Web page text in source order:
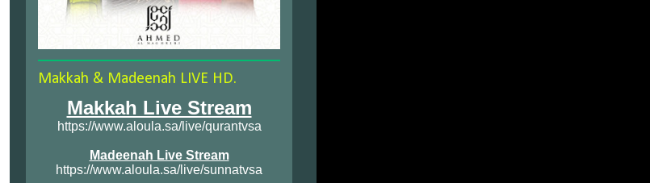
Makkah & Madeenah LIVE HD.
Makkah Live Stream
https://www.aloula.sa/live/qurantvsa
Madeenah Live Stream
https://www.aloula.sa/live/sunnatvsa